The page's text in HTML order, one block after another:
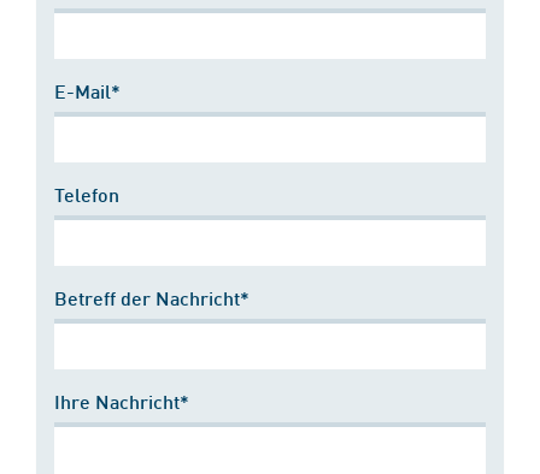
E-Mail*
Telefon
Betreff der Nachricht*
Ihre Nachricht*